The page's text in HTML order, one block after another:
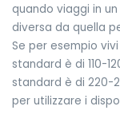
quando viaggi in
diversa da quella
Se per esempio
standard è di 110-
standard è di 220-
per utilizzare i